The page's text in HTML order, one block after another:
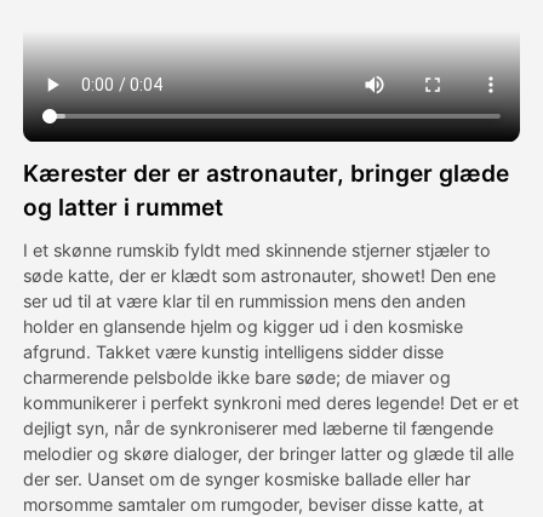
Se alle skabeloner
Galleri
Blog
Priser
API
Kærester der er astronauter, bringer glæde
og latter i rummet
I et skønne rumskib fyldt med skinnende stjerner stjæler to
søde katte, der er klædt som astronauter, showet! Den ene
ser ud til at være klar til en rummission mens den anden
holder en glansende hjelm og kigger ud i den kosmiske
afgrund. Takket være kunstig intelligens sidder disse
charmerende pelsbolde ikke bare søde; de miaver og
kommunikerer i perfekt synkroni med deres legende! Det er et
dejligt syn, når de synkroniserer med læberne til fængende
melodier og skøre dialoger, der bringer latter og glæde til alle
der ser. Uanset om de synger kosmiske ballade eller har
morsomme samtaler om rumgoder, beviser disse katte, at